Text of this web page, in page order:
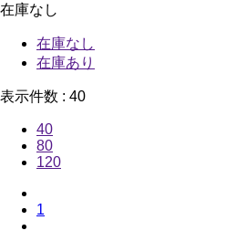
在庫なし
在庫なし
在庫あり
表示件数 : 40
40
80
120
1